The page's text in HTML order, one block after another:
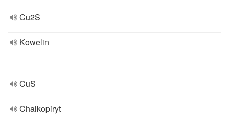
Cu2S
Kowelin
CuS
Chalkopiryt